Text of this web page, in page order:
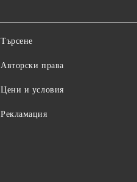
Търсене
Авторски права
Цени и условия
Рекламация